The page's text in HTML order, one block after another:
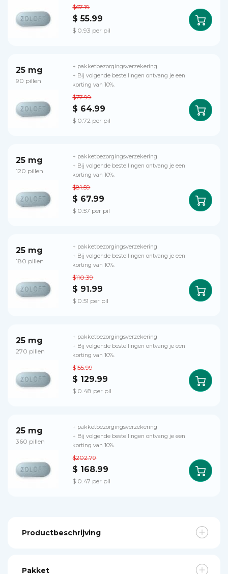
$67.19
$ 55.99
$ 0.93 per pil
25 mg
90 pillen
$77.99
$ 64.99
$ 0.72 per pil
+ pakketbezorgingsverzekering
+ Bij volgende bestellingen ontvang je een
korting van 10%.
25 mg
120 pillen
$81.59
$ 67.99
$ 0.57 per pil
+ pakketbezorgingsverzekering
+ Bij volgende bestellingen ontvang je een
korting van 10%.
25 mg
180 pillen
$110.39
$ 91.99
$ 0.51 per pil
+ pakketbezorgingsverzekering
+ Bij volgende bestellingen ontvang je een
korting van 10%.
25 mg
270 pillen
$155.99
$ 129.99
$ 0.48 per pil
+ pakketbezorgingsverzekering
+ Bij volgende bestellingen ontvang je een
korting van 10%.
25 mg
360 pillen
$202.79
$ 168.99
$ 0.47 per pil
+ pakketbezorgingsverzekering
+ Bij volgende bestellingen ontvang je een
korting van 10%.
Productbeschrijving
Pakket